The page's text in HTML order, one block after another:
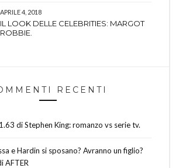
APRILE 4, 2018
IL LOOK DELLE CELEBRITIES: MARGOT
ROBBIE.
RECENTI
di Stephen King: romanzo vs serie tv.
e Hardin si sposano? Avranno un figlio?
AFTER